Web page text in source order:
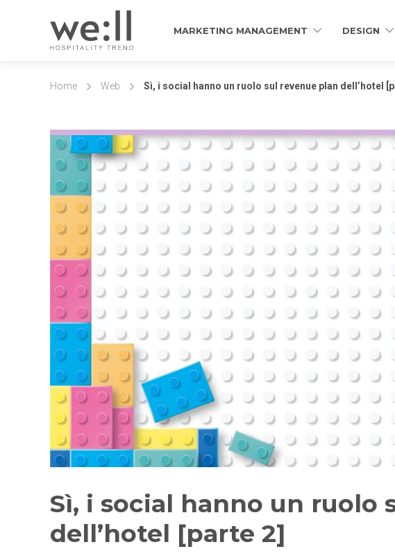
MARKETING MANAGEMENT DESIGN
Home Web Sì, i social hanno un ruolo sul revenue plan dell’hotel
Sì, i social hanno un ruolo
dell’hotel [parte 2]